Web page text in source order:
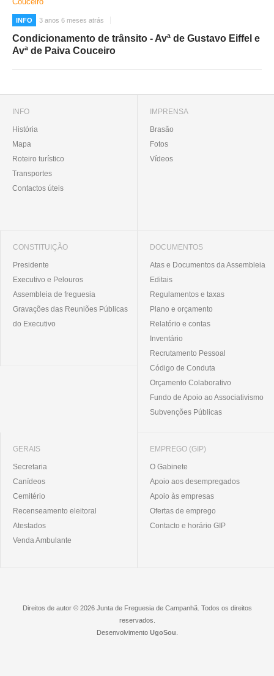
INFO 3 anos 6 meses atrás
Condicionamento de trânsito - Avª de Gustavo Eiffel e
Avª de Paiva Couceiro
INFO
História
Mapa
Roteiro turístico
Transportes
Contactos úteis
IMPRENSA
Brasão
Fotos
Vídeos
CONSTITUIÇÃO
Presidente
Executivo e Pelouros
Assembleia de freguesia
Gravações das Reuniões Públicas
do Executivo
DOCUMENTOS
Atas e Documentos da Assembleia
Editais
Regulamentos e taxas
Plano e orçamento
Relatório e contas
Inventário
Recrutamento Pessoal
Código de Conduta
Orçamento Colaborativo
Fundo de Apoio ao Associativismo
Subvenções Públicas
GERAIS
Secretaria
Canídeos
Cemitério
Recenseamento eleitoral
Atestados
Venda Ambulante
EMPREGO (GIP)
O Gabinete
Apoio aos desempregados
Apoio às empresas
Ofertas de emprego
Contacto e horário GIP
Direitos de autor © 2026 Junta de Freguesia de Campanhã. Todos os direitos
reservados.
Desenvolvimento UgoSou